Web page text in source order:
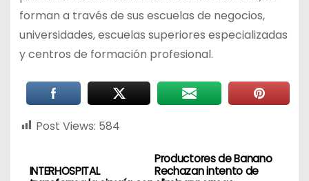
forman a través de sus escuelas de negocios,
universidades, escuelas superiores especializadas
y centros de formación profesional.
Post Views: 584
Productores de Banano
Rechazan intento de
INTERHOSPITAL